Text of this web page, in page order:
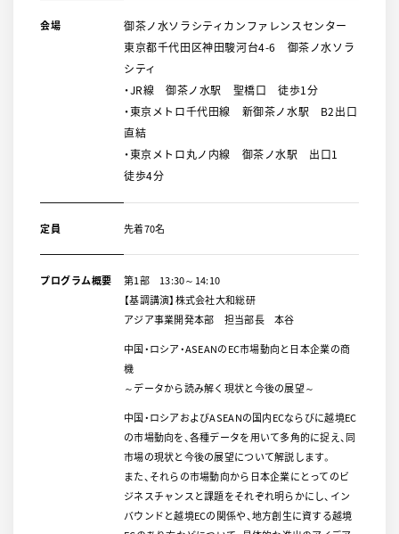
会場
御茶ノ水ソラシティカンファレンスセンター
東京都千代田区神田駿河台4-6 御茶ノ水ソラ
シティ
・JR線 御茶ノ水駅 聖橋口 徒歩1分
・東京メトロ千代田線 新御茶ノ水駅 B2出口
直結
・東京メトロ丸ノ内線 御茶ノ水駅 出口1
徒歩4分
定員 先着70名
プログラム概要
第1部 13:30～14:10
【基調講演】株式会社大和総研
アジア事業開発本部 担当部長 本谷
中国・ロシア・ASEANのEC市場動向と日本企業の商
機
～データから読み解く現状と今後の展望～
中国・ロシアおよびASEANの国内ECならびに越境EC
の市場動向を、各種データを用いて多角的に捉え、同
市場の現状と今後の展望について解説します。
また、それらの市場動向から日本企業にとってのビ
ジネスチャンスと課題をそれぞれ明らかにし、イン
バウンドと越境ECの関係や、地方創生に資する越境